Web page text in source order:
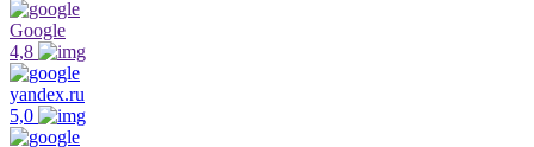
Google
4,8
yandex.ru
5,0